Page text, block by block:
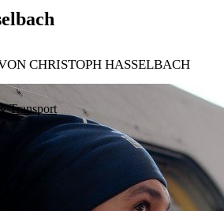
Transport
CHRISTOPH HASSELBACH